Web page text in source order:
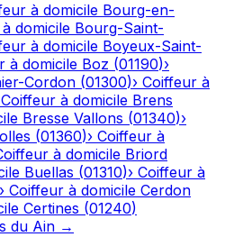
à domicile Bourg-en-
domicile Bourg-Saint-
à domicile Boyeux-Saint-
à domicile Boz (01190)›
Cordon (01300)› Coiffeur à
Coiffeur à domicile Brens
Bresse Vallons (01340)›
(01360)› Coiffeur à
à domicile Briord
Buellas (01310)› Coiffeur à
› Coiffeur à domicile Cerdon
Certines (01240)
du Ain →